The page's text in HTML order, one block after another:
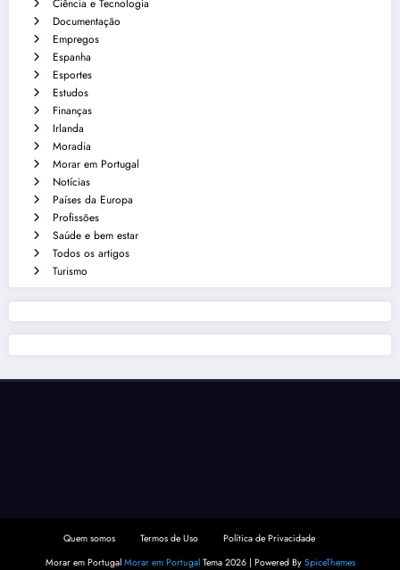
Ciência e Tecnologia
Documentação
Empregos
Espanha
Esportes
Estudos
Finanças
Irlanda
Moradia
Morar em Portugal
Notícias
Países da Europa
Profissões
Saúde e bem estar
Todos os artigos
Turismo
Quem somos Termos de Uso
Política de Privacidade
Morar em Portugal Morar em PortugalTema 2026 | Powered By SpiceThemes